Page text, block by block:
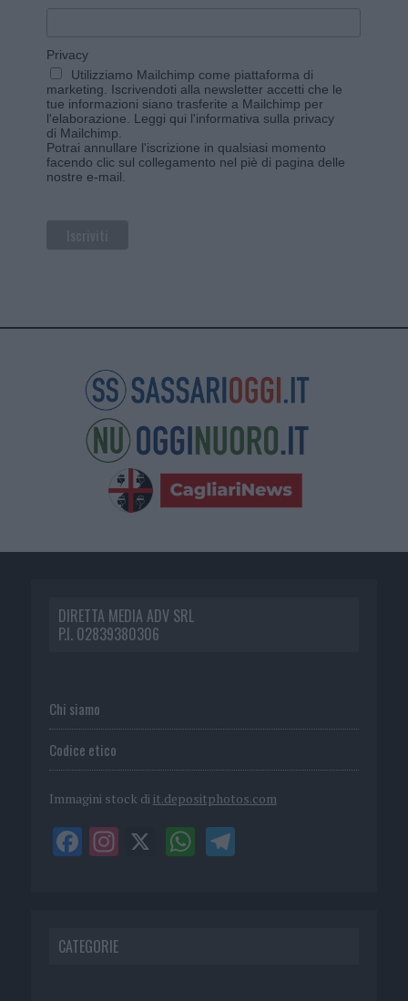
Privacy
Utilizziamo Mailchimp come piattaforma di
marketing. Iscrivendoti alla newsletter accetti che le
tue informazioni siano trasferite a Mailchimp per
l'elaborazione. Leggi qui l'informativa sulla privacy
di Mailchimp
Potrai annullare l'iscrizione in qualsiasi momento
facendo clic sul collegamento nel piè di pagina delle
nostre e-mail.
DIRETTA MEDIA ADV SRL
P.I. 02839380306
Chi siamo
Codice etico
Immagini stock di it.depositphotos.com
CATEGORIE